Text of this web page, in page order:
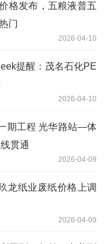
格发布，五粮液普五
门
2026-04-10
提醒：茂名石化PE
2026-04-10
期工程 光华路站—体
贯通
2026-04-09
龙纸业废纸价格上调
2026-04-09